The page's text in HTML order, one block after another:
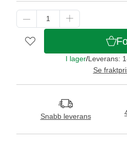
I lager/Leverans:
Se
Snabb leverans